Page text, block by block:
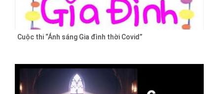
Cuộc thi “Ánh sáng Gia đình thời Covid”